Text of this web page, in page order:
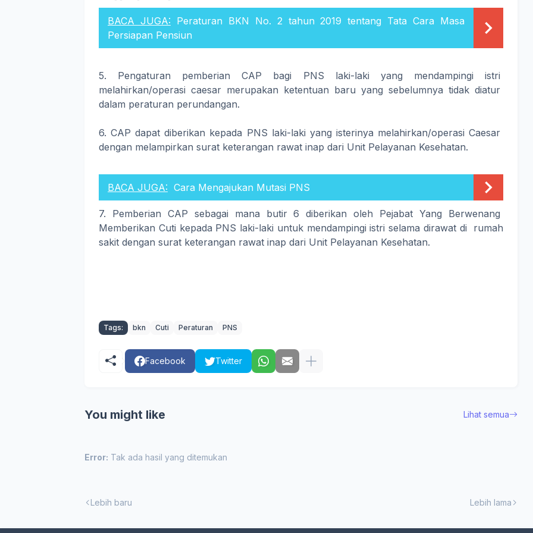
BACA JUGA: Peraturan BKN No. 2 tahun 2019 tentang Tata Cara Masa
Persiapan Pensiun
5. Pengaturan pemberian CAP bagi PNS laki-laki yang mendampingi istri
melahirkan/operasi caesar merupakan ketentuan baru yang sebelumnya tidak diatur
dalam peraturan perundangan.
6. CAP dapat diberikan kepada PNS laki-laki yang isterinya melahirkan/operasi Caesar
dengan melampirkan surat keterangan rawat inap dari Unit Pelayanan Kesehatan.
BACA JUGA: Cara Mengajukan Mutasi PNS
7. Pemberian CAP sebagai mana butir 6 diberikan oleh Pejabat Yang Berwenang
Memberikan Cuti kepada PNS laki-laki untuk mendampingi istri selama dirawat di rumah
sakit dengan surat keterangan rawat inap dari Unit Pelayanan Kesehatan.
Tags: bkn Cuti Peraturan PNS
Facebook Twitter
You might like Lihat semua
Error: Tak ada hasil yang ditemukan
Lebih baru Lebih lama